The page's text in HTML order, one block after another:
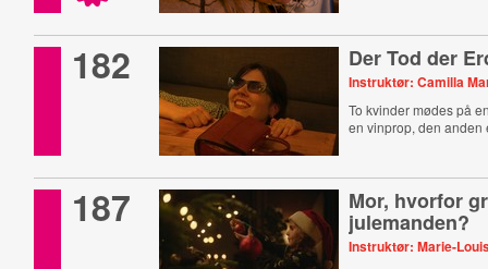
182 Der Tod der
Instruktør: Camilla
To kvinder mødes på
en vinprop, den anden
187 Mor, hvorfor
julemanden?
Instruktør: Marie-